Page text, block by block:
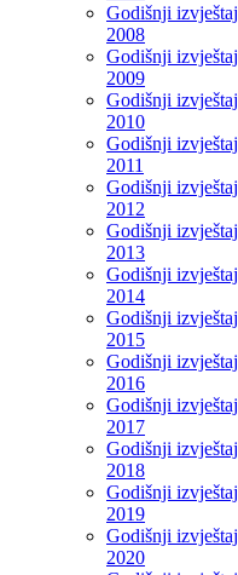
Godišnji izvještaj
2008
Godišnji izvještaj
2009
Godišnji izvještaj
2010
Godišnji izvještaj
2011
Godišnji izvještaj
2012
Godišnji izvještaj
2013
Godišnji izvještaj
2014
Godišnji izvještaj
2015
Godišnji izvještaj
2016
Godišnji izvještaj
2017
Godišnji izvještaj
2018
Godišnji izvještaj
2019
Godišnji izvještaj
2020